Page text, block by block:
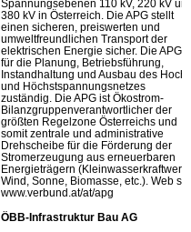
Spannungsebenen 110 kV, 220 kV
380 kV in Österreich. Die APG stellt
einen sicheren, preiswerten und
umweltfreundlichen Transport der
elektrischen Energie sicher. Die APG
für die Planung, Betriebsführung,
Instandhaltung und Ausbau des Hoch-
und Höchstspannungsnetzes
zuständig. Die APG ist Ökostrom-
Bilanzgruppenverantwortlicher der
größten Regelzone Österreichs und
somit zentrale und administrative
Drehscheibe für die Förderung der
Stromerzeugung aus erneuerbaren
Energieträgern (Kleinwasserkraftwerk,
Wind, Sonne, Biomasse, etc.). Web
www.verbund.at/at/apg
ÖBB-Infrastruktur Bau AG